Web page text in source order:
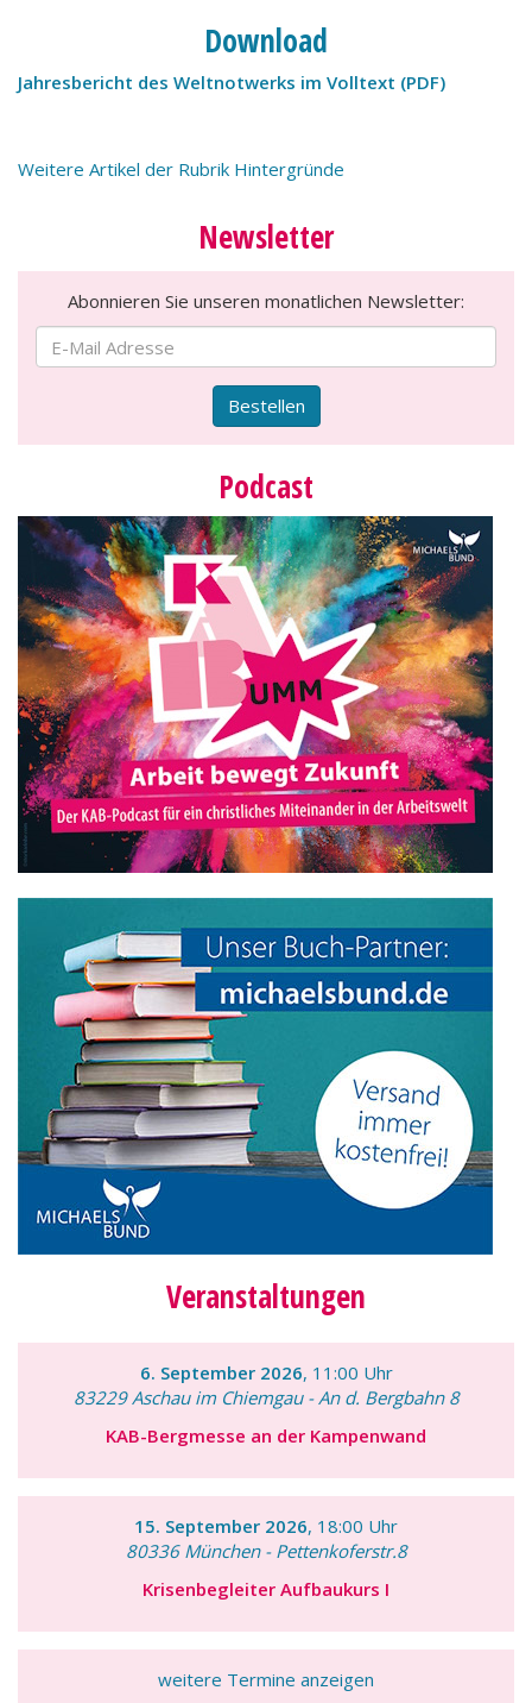
Download
Jahresbericht des Weltnotwerks im Volltext (PDF)
Weitere Artikel der Rubrik Hintergründe
Newsletter
Abonnieren Sie unseren monatlichen Newsletter:
Bestellen
Podcast
Veranstaltungen
6. September 2026, 11:00 Uhr
83229 Aschau im Chiemgau - An d. Bergbahn 8
KAB-Bergmesse an der Kampenwand
15. September 2026, 18:00 Uhr
80336 München - Pettenkoferstr.8
Krisenbegleiter Aufbaukurs I
weitere Termine anzeigen